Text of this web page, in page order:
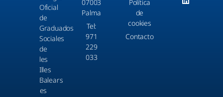
Oficial
de
Graduados
Sociales
de
les
Illes
Balears
es
Palma
Tel:
971
229
033
de
cookies
Contacto